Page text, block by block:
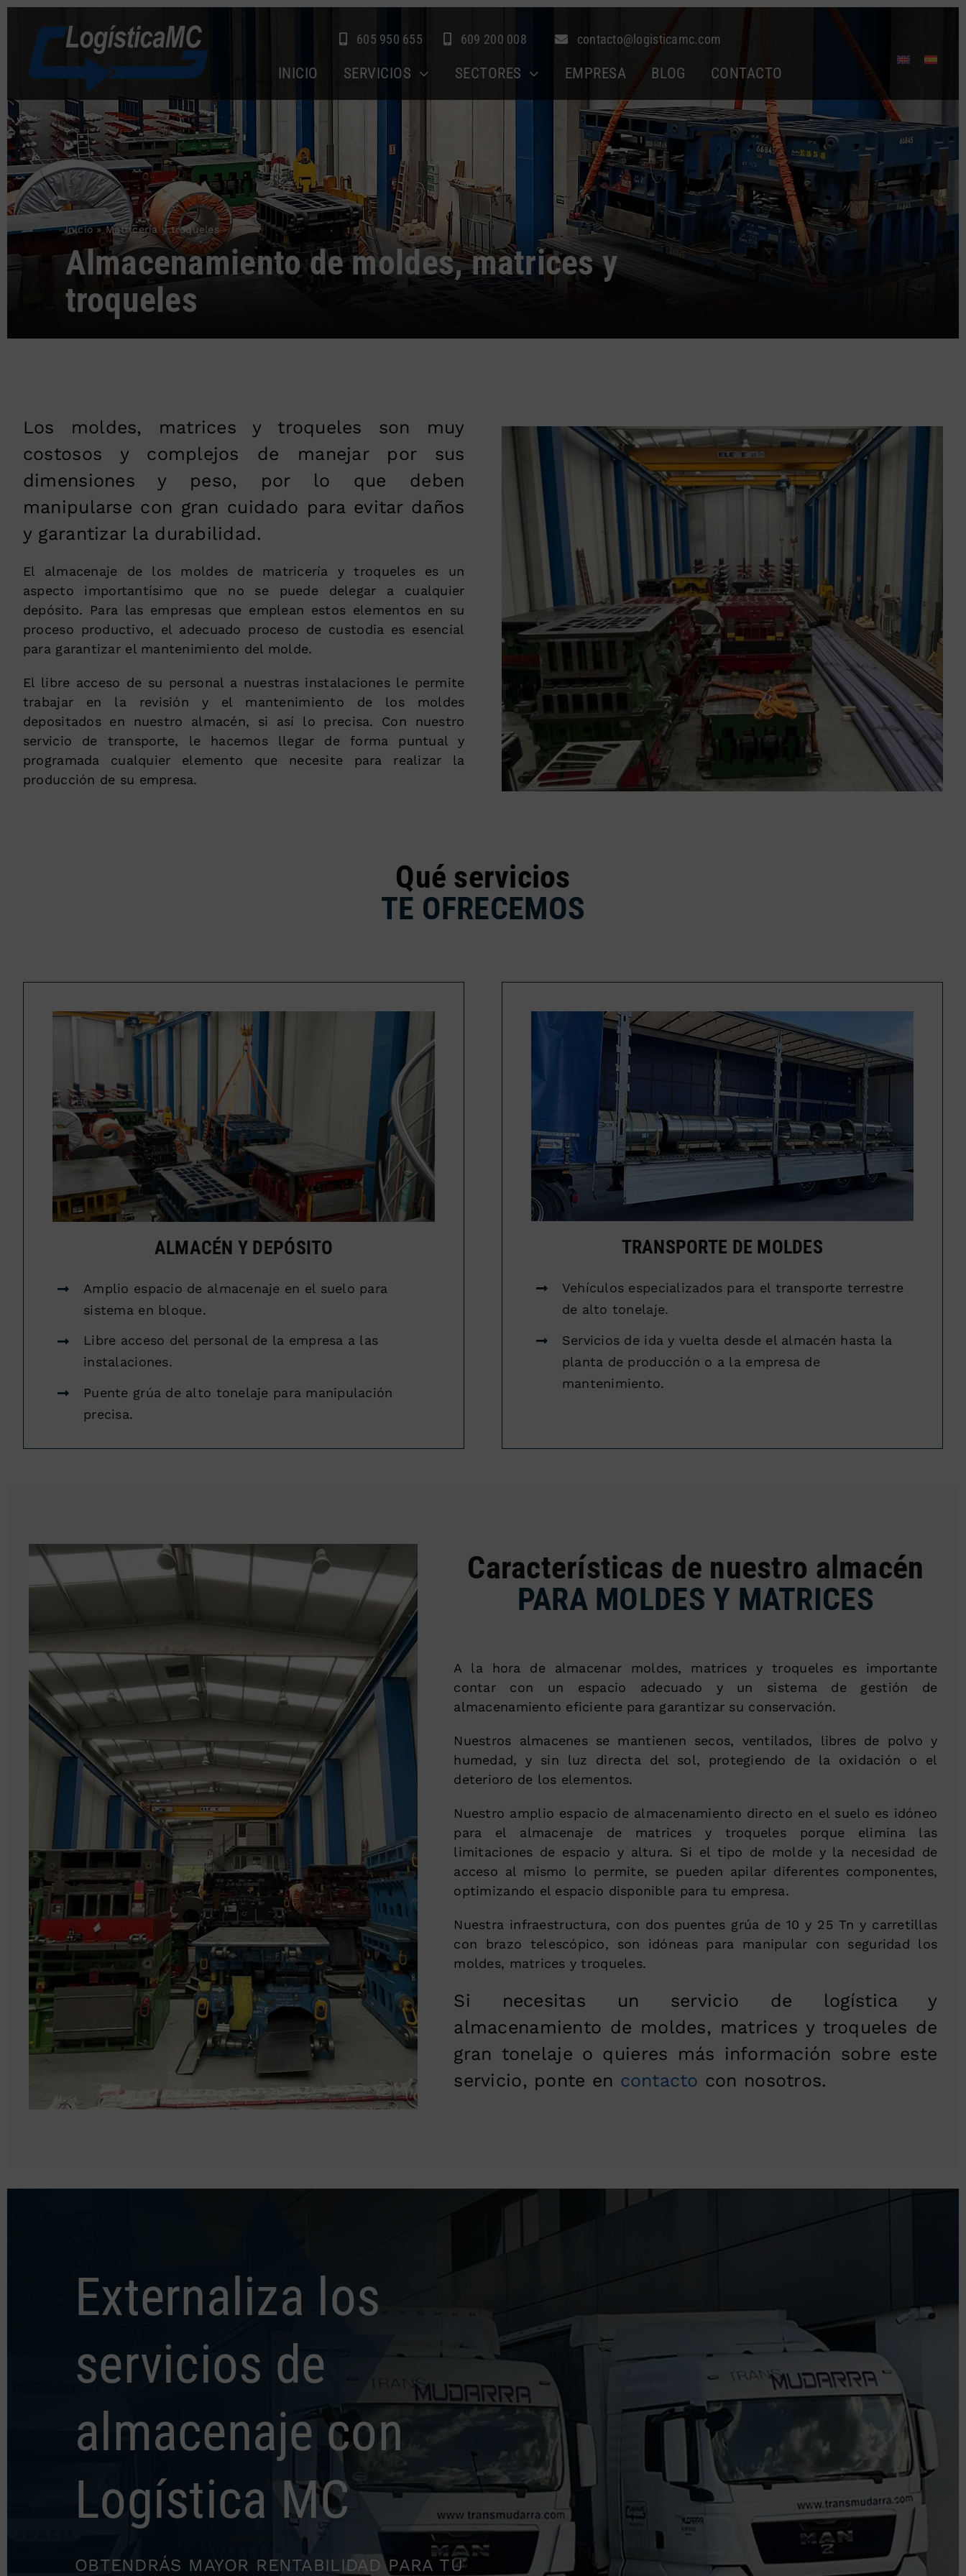
Saltar
contenido
605 950 655 609 200 008 contacto@logisticamc.com
INICIO SERVICIOS SECTORES EMPRESA BLOG CONTACTO
Inicio»Matricería y troqueles
Almacenamiento de moldes, matrices y
troqueles
Los moldes, matrices y troqueles son muy
costosos y complejos de manejar por sus
dimensiones y peso, por lo que deben
manipularse con gran cuidado para evitar daños
y garantizar la durabilidad.
El almacenaje de los moldes de matricería y troqueles es un
aspecto importantísimo que no se puede delegar a cualquier
depósito. Para las empresas que emplean estos elementos en su
proceso productivo, el adecuado proceso de custodia es esencial
para garantizar el mantenimiento del molde.
El libre acceso de su personal a nuestras instalaciones le permite
trabajar en la revisión y el mantenimiento de los moldes
depositados en nuestro almacén, si así lo precisa. Con nuestro
servicio de transporte, le hacemos llegar de forma puntual y
programada cualquier elemento que necesite para realizar la
producción de su empresa.
Qué servicios
TE OFRECEMOS
ALMACÉN Y DEPÓSITO
Amplio espacio de almacenaje en el suelo para
sistema en bloque.
Libre acceso del personal de la empresa a las
instalaciones.
Puente grúa de alto tonelaje para manipulación
precisa.
TRANSPORTE DE MOLDES
Vehículos especializados para el transporte terrestre
de alto tonelaje.
Servicios de ida y vuelta desde el almacén hasta la
planta de producción o a la empresa de
mantenimiento.
Características de nuestro almacén
PARA MOLDES Y MATRICES
A la hora de almacenar moldes, matrices y troqueles es importante
contar con un espacio adecuado y un sistema de gestión de
almacenamiento eficiente para garantizar su conservación.
Nuestros almacenes se mantienen secos, ventilados, libres de polvo y
humedad, y sin luz directa del sol, protegiendo de la oxidación o el
deterioro de los elementos.
Nuestro amplio espacio de almacenamiento directo en el suelo es idóneo
para el almacenaje de matrices y troqueles porque elimina las
limitaciones de espacio y altura. Si el tipo de molde y la necesidad de
acceso al mismo lo permite, se pueden apilar diferentes componentes,
optimizando el espacio disponible para tu empresa.
Nuestra infraestructura, con dos puentes grúa de 10 y 25 Tn y carretillas
con brazo telescópico, son idóneas para manipular con seguridad los
moldes, matrices y troqueles.
Si necesitas un servicio de logística y
almacenamiento de moldes, matrices y troqueles de
gran tonelaje o quieres más información sobre este
servicio, ponte en contacto con nosotros.
Externaliza los
servicios de
almacenaje con
Logística MC
OBTENDRÁS MAYOR RENTABILIDAD PARA TU